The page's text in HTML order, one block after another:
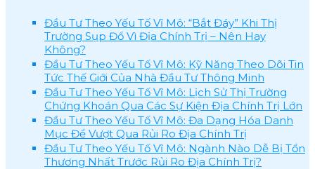
Đầu Tư Theo Yếu Tố Vĩ Mô: “Bắt Đáy” Khi Thị
Trường Sụp Đổ Vì Địa Chính Trị – Nên Hay
Không?
Đầu Tư Theo Yếu Tố Vĩ Mô: Kỹ Năng Theo Dõi Tin
Tức Thế Giới Của Nhà Đầu Tư Thông Minh
Đầu Tư Theo Yếu Tố Vĩ Mô: Lịch Sử Thị Trường
Chứng Khoán Qua Các Sự Kiện Địa Chính Trị Lớn
Đầu Tư Theo Yếu Tố Vĩ Mô: Đa Dạng Hóa Danh
Mục Để Vượt Qua Rủi Ro Địa Chính Trị
Đầu Tư Theo Yếu Tố Vĩ Mô: Ngành Nào Dễ Bị Tổn
Thương Nhất Trước Rủi Ro Địa Chính Trị?